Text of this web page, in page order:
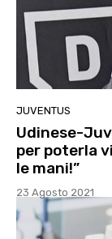
JUVENTUS
Udinese-
per poterla
le mani!”
23 Agosto 2021